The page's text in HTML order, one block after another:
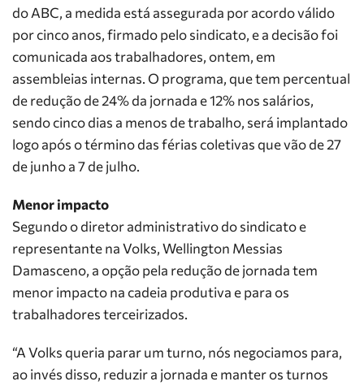
do ABC, a medida está assegurada por acordo válido
por cinco anos, firmado pelo sindicato, e a decisão foi
comunicada aos trabalhadores, ontem, em
assembleias internas. O programa, que tem percentual
de redução de 24% da jornada e 12% nos salários,
sendo cinco dias a menos de trabalho, será implantado
logo após o término das férias coletivas que vão de 27
de junho a 7 de julho.
Menor impacto
Segundo o diretor administrativo do sindicato e
representante na Volks, Wellington Messias
Damasceno, a opção pela redução de jornada tem
menor impacto na cadeia produtiva e para os
trabalhadores terceirizados.
“A Volks queria parar um turno, nós negociamos para,
ao invés disso, reduzir a jornada e manter os turnos